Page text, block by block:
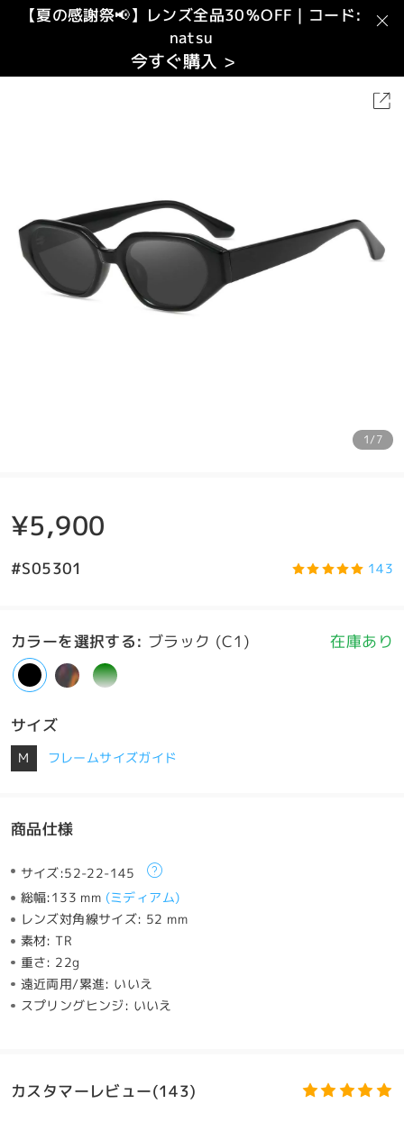
【夏の感謝祭📢】レンズ全品30％OFF｜コード:
natsu
今すぐ購入 >
1/7
¥5,900
#S05301 143
カラーを選択する: ブラック (C1) 在庫あり
サイズ
M フレームサイズガイド
商品仕様
サイズ:52-22-145
総幅:133 mm (ミディアム)
レンズ対角線サイズ: 52 mm
素材:TR
重さ: 22g
遠近両用/累進: いいえ
スプリングヒンジ: いいえ
カスタマーレビュー(143)